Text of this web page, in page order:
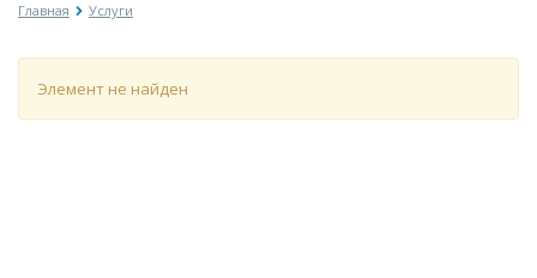
Главная Услуги
Элемент не найден